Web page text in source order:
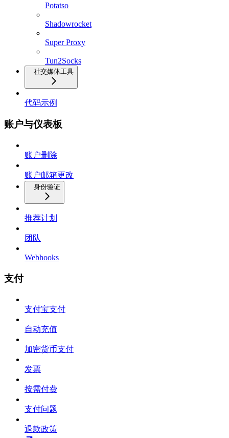
Potatso
Shadowrocket
Super Proxy
Tun2Socks
社交媒体工具
代码示例
账户与仪表板
账户删除
账户邮箱更改
身份验证
推荐计划
团队
Webhooks
支付
支付宝支付
自动充值
加密货币支付
发票
按需付费
支付问题
退款政策